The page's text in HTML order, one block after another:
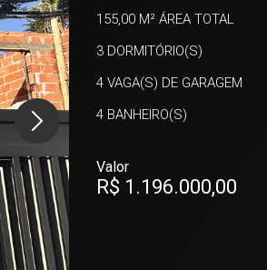
155,00 M² ÁREA TOTAL
3 DORMITÓRIO(S)
4 VAGA(S) DE GARAGEM
4 BANHEIRO(S)
Valor
R$ 1.196.000,00